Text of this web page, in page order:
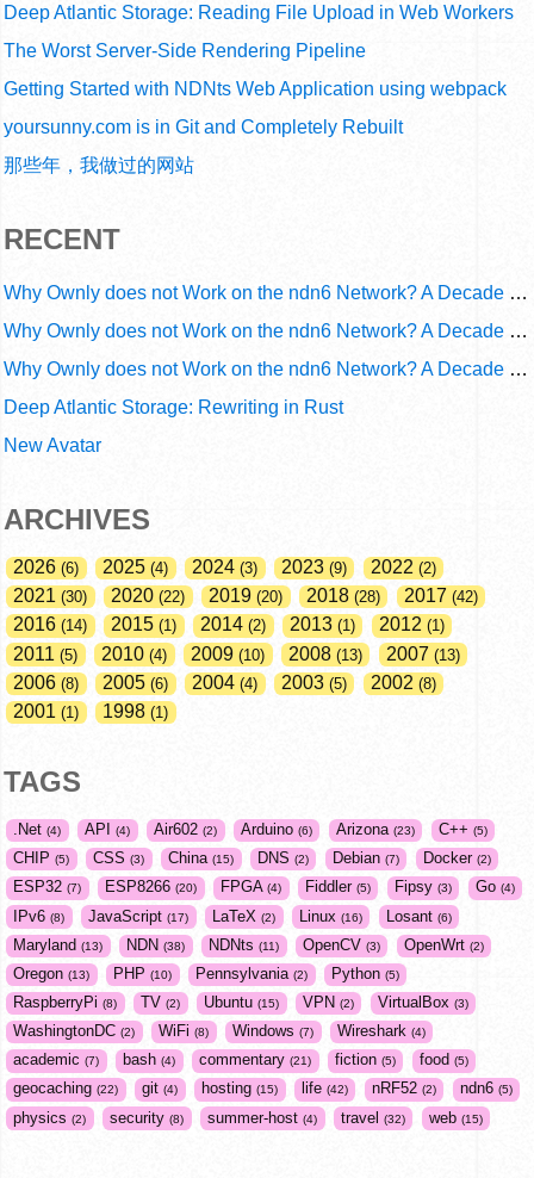
Deep Atlantic Storage: Reading File Upload in Web Workers
The Worst Server-Side Rendering Pipeline
Getting Started with NDNts Web Application using webpack
yoursunny.com is in Git and Completely Rebuilt
那些年，我做过的网站
RECENT
Why Ownly does not Work on the ndn6 Network? A Decade of Operational Gaps in Trust and Routing
Why Ownly does not Work on the ndn6 Network? A Decade of Policy-Blind Routing
Why Ownly does not Work on the ndn6 Network? A Decade of #2856
Deep Atlantic Storage: Rewriting in Rust
New Avatar
ARCHIVES
2026 6 2025 4 2024 3 2023 9 2022 2
2021 30 2020 22 2019 20 2018 28 2017 42
2016 14 2015 1 2014 2 2013 1 2012 1
2011 5 2010 4 2009 10 2008 13 2007 13
2006 8 2005 6 2004 4 2003 5 2002 8
2001 1 1998 1
TAGS
.Net 4 API 4 Air602 2 Arduino 6 Arizona 23 C++ 5
CHIP 5 CSS 3 China 15 DNS 2 Debian 7 Docker 2
ESP32 7 ESP8266 20 FPGA 4 Fiddler 5 Fipsy 3 Go 4
IPv6 8 JavaScript 17 LaTeX 2 Linux 16 Losant 6
Maryland 13 NDN 38 NDNts 11 OpenCV 3 OpenWrt 2
Oregon 13 PHP 10 Pennsylvania 2 Python 5
RaspberryPi 8 TV 2 Ubuntu 15 VPN 2 VirtualBox 3
WashingtonDC 2 WiFi 8 Windows 7 Wireshark 4
academic 7 bash 4 commentary 21 fiction 5 food 5
geocaching 22 git 4 hosting 15 life 42 nRF52 2 ndn6 5
physics 2 security 8 summer-host 4 travel 32 web 15